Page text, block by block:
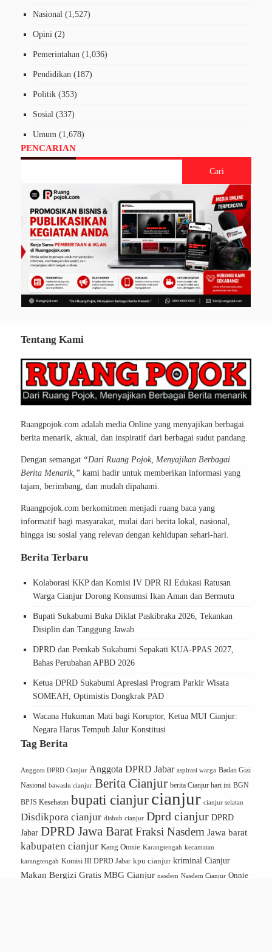
Nasional (1,527)
Opini (2)
Pemerintahan (1,036)
Pendidikan (187)
Politik (353)
Sosial (337)
Umum (1,678)
PENCARIAN
Tentang Kami
Ruangpojok.com adalah media Online yang menyajikan berbagai
berita menarik, aktual, dan inspiratif dari berbagai sudut pandang.
Dengan semangat “Dari Ruang Pojok, Menyajikan Berbagai
Berita Menarik,” kami hadir untuk memberikan informasi yang
tajam, berimbang, dan mudah dipahami.
Ruangpojok.com berkomitmen menjadi ruang baca yang
informatif bagi masyarakat, mulai dari berita lokal, nasional,
hingga isu sosial yang relevan dengan kehidupan sehari-hari.
Berita Terbaru
Kolaborasi KKP dan Komisi IV DPR RI Edukasi Ratusan
Warga Cianjur Dorong Konsumsi Ikan Aman dan Bermutu
Bupati Sukabumi Buka Diklat Paskibraka 2026, Tekankan
Disiplin dan Tanggung Jawab
DPRD dan Pemkab Sukabumi Sepakati KUA-PPAS 2027,
Bahas Perubahan APBD 2026
Ketua DPRD Sukabumi Apresiasi Program Parkir Wisata
SOMEAH, Optimistis Dongkrak PAD
Wacana Hukuman Mati bagi Koruptor, Ketua MUI Cianjur:
Negara Harus Tempuh Jalur Konstitusi
Tag Berita
Anggota DPRD Cianjur Anggota DPRD Jabar aspirasi warga Badan Gizi
Nasional bawaslu cianjur Berita Cianjur berita Cianjur hari ini BGN
BPJS Kesehatan bupati cianjurcianjur cianjur selatan
Disdikpora cianjur dishub cianjur Dprd cianjur DPRD
Jabar DPRD Jawa BaratFraksi Nasdem Jawa barat
kabupaten cianjur Kang Onnie Karangtengah kecamatan
karangtengah Komisi III DPRD Jabar kpu cianjur kriminal Cianjur
Makan Bergizi Gratis MBG Cianjur nasdem Nasdem Cianjur Onnie